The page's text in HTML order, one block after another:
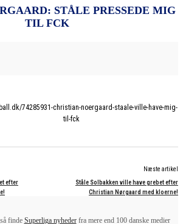
STÅLE PRESSEDE MIG
TIL FCK
74285931-christian-noergaard-staale-ville-have-mig-
til-fck
efter
Næste artikel
Ståle Solbakken ville have grebet efter
Christian Nørgaard med kloerne!
finde Superliga nyhederfra mere end 100 danske medier